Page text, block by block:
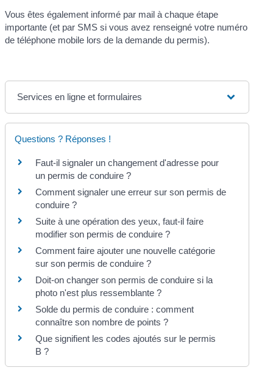
Vous êtes également informé par mail à chaque étape
importante (et par SMS si vous avez renseigné votre numéro
de téléphone mobile lors de la demande du permis).
Services en ligne et formulaires
Questions ? Réponses !
Faut-il signaler un changement d'adresse pour
un permis de conduire ?
Comment signaler une erreur sur son permis de
conduire ?
Suite à une opération des yeux, faut-il faire
modifier son permis de conduire ?
Comment faire ajouter une nouvelle catégorie
sur son permis de conduire ?
Doit-on changer son permis de conduire si la
photo n'est plus ressemblante ?
Solde du permis de conduire : comment
connaître son nombre de points ?
Que signifient les codes ajoutés sur le permis
B ?